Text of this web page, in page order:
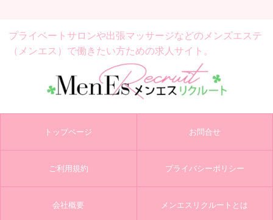
プライベートサロンや出張マッサージなどの メンズエステ
（メンエス）で働きたい方ための求人サイト。
トップページ お問合せ
ご利用規約 プライバシーポリシー
会社概要 メンエスリクルートとは